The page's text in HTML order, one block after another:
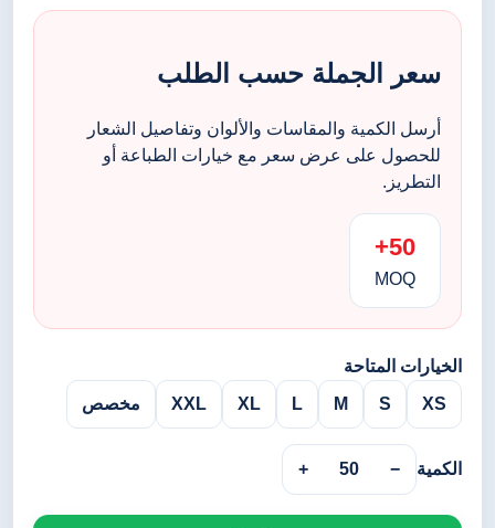
سعر الجملة حسب الطلب
أرسل الكمية والمقاسات والألوان وتفاصيل الشعار
للحصول على عرض سعر مع خيارات الطباعة أو
التطريز.
50+
MOQ
الخيارات المتاحة
XS
S
M
L
XL
XXL مخصص
الكمية −
50
+